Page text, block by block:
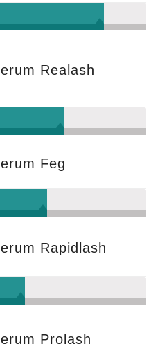
Realash
Feg
Rapidlash
Prolash